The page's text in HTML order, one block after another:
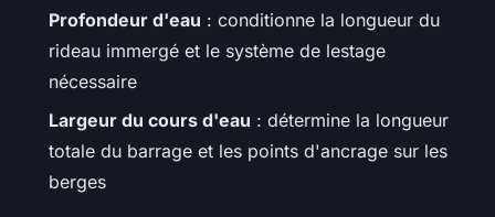
Profondeur d'eau : conditionne la longueur du
rideau immergé et le système de lestage
nécessaire
Largeur du cours d'eau : détermine la longueur
totale du barrage et les points d'ancrage sur les
berges